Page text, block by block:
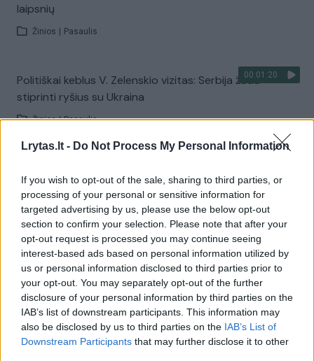
Lrytas.lt - Do Not Process My Personal Information
If you wish to opt-out of the sale, sharing to third parties, or
processing of your personal or sensitive information for
targeted advertising by us, please use the below opt-out
section to confirm your selection. Please note that after your
opt-out request is processed you may continue seeing
interest-based ads based on personal information utilized by
us or personal information disclosed to third parties prior to
your opt-out. You may separately opt-out of the further
disclosure of your personal information by third parties on the
IAB’s list of downstream participants. This information may
also be disclosed by us to third parties on the IAB’s List of
Downstream Participants that may further disclose it to other
laipsnių
Žinios Pasaulis
00:01:20
Politiškai keblus V. Zelenskio vizitas: Serbija žada
stiprinti ryšius su Ukraina
Žinios | Pasaulis
ežere ir aktyvi karšių žūklė
Laidos | Paulius ir Saulius
Visi įrašai
Žiūrimiausi įrašai